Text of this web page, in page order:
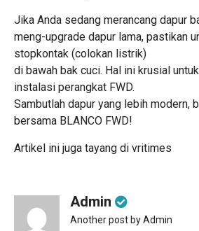
Jika Anda sedang merancang dapur
meng-upgrade dapur lama, pastikan
stopkontak (colokan listrik)
di bawah bak cuci. Hal ini krusial
instalasi perangkat FWD.
Sambutlah dapur yang lebih modern,
bersama BLANCO FWD!
Artikel ini juga tayang di vritimes
Admin
Another post by Admin